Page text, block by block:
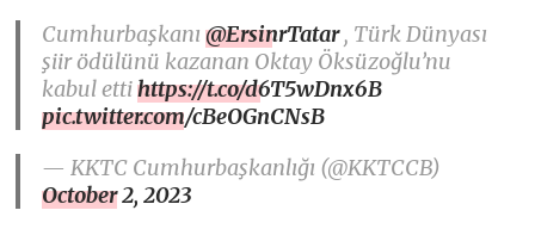
Cumhurbaşkanı@ErsinrTatar, Türk Dünyası
şiir ödülünü kazanan Oktay Öksüzoğlu’nu
kabul ettihttps://t.co/d6T5wDnx6B
pic.twitter.com/cBeOGnCNsB
— KKTC Cumhurbaşkanlığı (@KKTCCB)
October 2, 2023